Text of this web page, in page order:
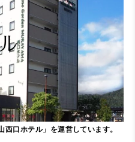
口ホテル」を運営しています。